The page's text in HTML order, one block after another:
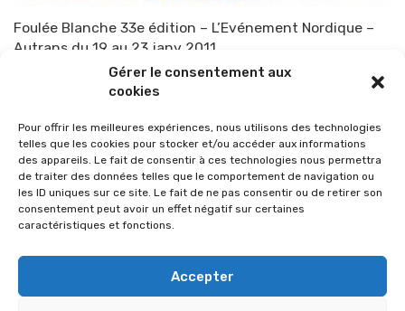
Gérer le consentement aux
cookies
Pour offrir les meilleures expériences, nous utilisons des technologies
telles que les cookies pour stocker et/ou accéder aux informations
des appareils. Le fait de consentir à ces technologies nous permettra
de traiter des données telles que le comportement de navigation ou
les ID uniques sur ce site. Le fait de ne pas consentir ou de retirer son
consentement peut avoir un effet négatif sur certaines
caractéristiques et fonctions.
Accepter
Foulée Blanche 33e édition – L’Evénement Nordique –
Autrans du 19 au 23 janv 2011
TOP-PARENTS 7 janvier 2011